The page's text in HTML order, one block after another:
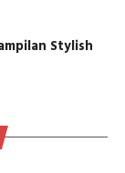
Stylish